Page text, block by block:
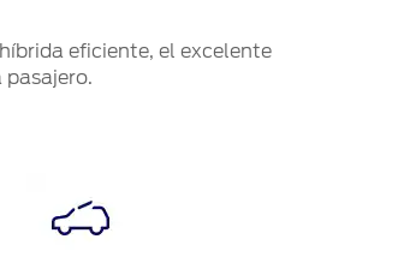
eficiente, el excelente